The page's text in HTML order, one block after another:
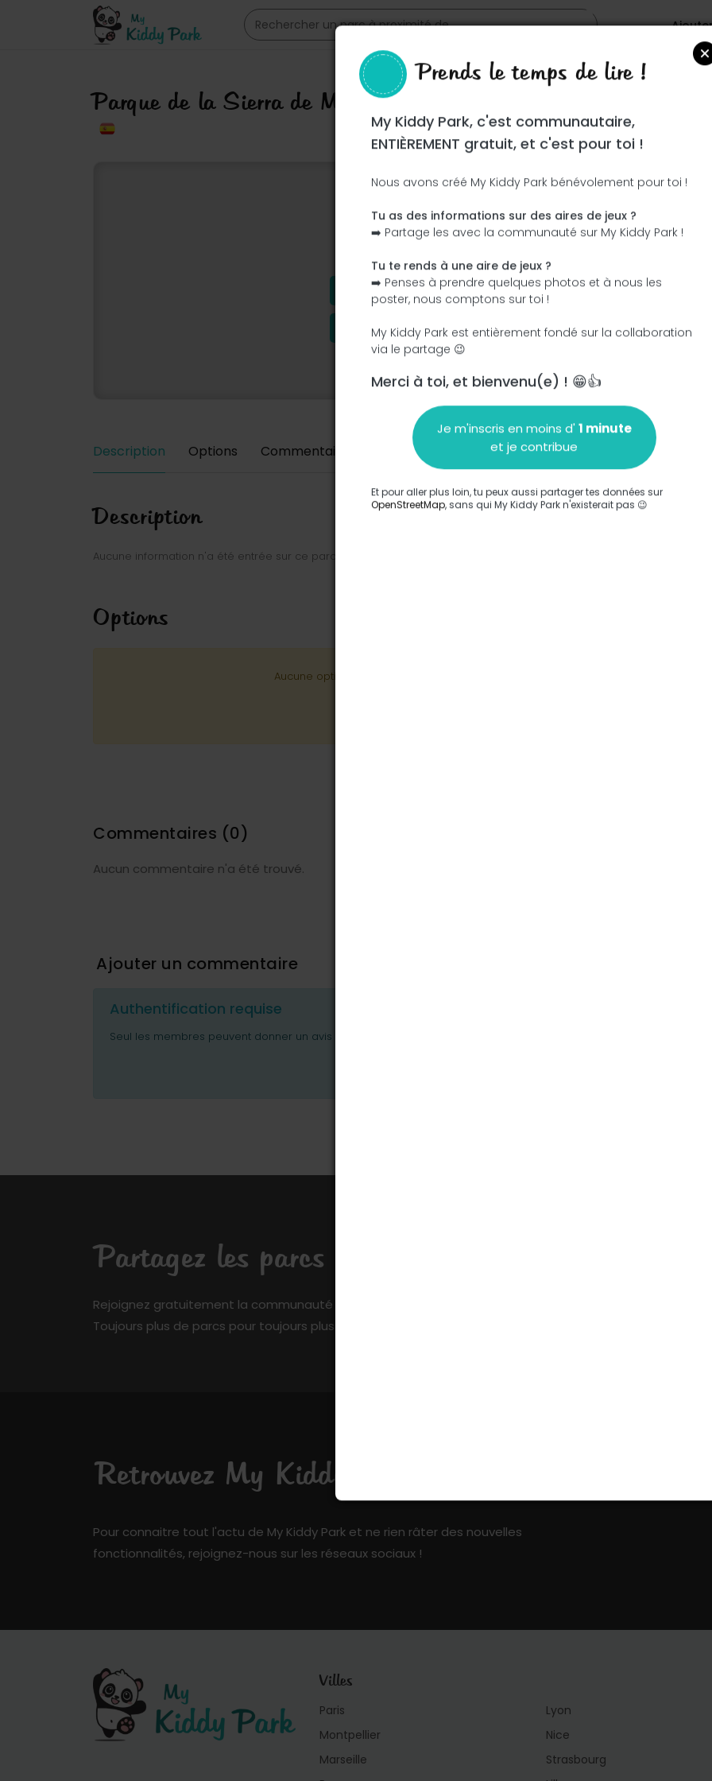
Parque de la Sierra de Mariola
Ce parc n'a pas encore été visité ! À toi de jouer !
J'ajoute le nom J'ajoute des photos
J'ajoute une description J'ajoute les équipements
Description Options Commentaires Ajouter un commentaire
Description
Aucune information n'a été entrée sur ce parc.
Options
Aucune option n'a été entrée sur ce parc.
Commentaires (0)
Aucun commentaire n'a été trouvé.
Ajouter un commentaire
Authentification requise
Seul les membres peuvent donner un avis ou poser des questions.
Partagez les parcs que vous connaissez
Rejoignez gratuitement la communauté de My Kiddy Park et ajoutez votre pierre à l’édifice !
Toujours plus de parcs pour toujours plus de fun !
Retrouvez My Kiddy Park sur les réseaux sociaux !
Pour connaitre tout l'actu de My Kiddy Park et ne rien râter des nouvelles
fonctionnalités, rejoignez-nous sur les réseaux sociaux !
Villes
Paris
Montpellier
Marseille
Lyon
Nice
Strasbourg
Prends le temps de lire !
My Kiddy Park, c'est communautaire,
ENTIÈREMENT gratuit, et c'est pour toi !
Nous avons créé My Kiddy Park bénévolement pour toi !
Tu as des informations sur des aires de jeux ?
➡️ Partage les avec la communauté sur My Kiddy Park !
Tu te rends à une aire de jeux ?
➡️ Penses à prendre quelques photos et à nous les
poster, nous comptons sur toi !
My Kiddy Park est entièrement fondé sur la collaboration
via le partage 😉
Merci à toi, et bienvenu(e) ! 😁👍
Je m'inscris en moins d'1 minute
et je contribue
Et pour aller plus loin, tu peux aussi partager tes données sur
OpenStreetMap, sans qui My Kiddy Park n'existerait pas 😉